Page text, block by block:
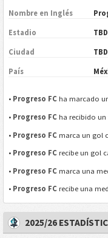
Nombre en Inglés
Estadio TBD
Ciudad TBD
País
• Progreso FC ha marcado
• Progreso FC ha recibido
• Progreso FC marca un gol
• Progreso FC recibe un gol
• Progreso FC marca una
• Progreso FC recibe una
2025/26